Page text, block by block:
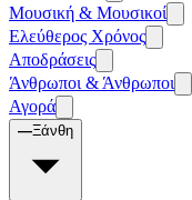
Μουσική & Μουσικοί
Ελεύθερος Χρόνος
Αποδράσεις
Άνθρωποι & Άνθρωποι
Αγορά
—Ξάνθη